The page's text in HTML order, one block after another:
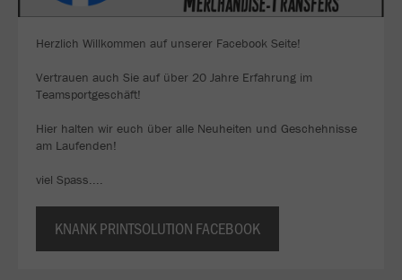
Herzlich Willkommen auf unserer Facebook Seite!
Vertrauen auch Sie auf über 20 Jahre Erfahrung im
Teamsportgeschäft!
Hier halten wir euch über alle Neuheiten und Geschehnisse
am Laufenden!
viel Spass....
KNANK PRINTSOLUTION FACEBOOK